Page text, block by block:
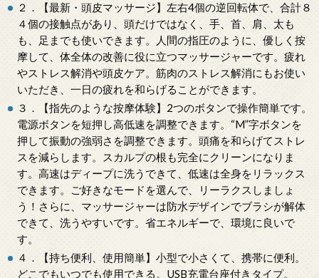
２．【最新・頭皮マッサージ】左右4個の逆回転体で、合計８
４個の接触点があり、頭だけではなく、手、首、肩、太も
も、足までも使いできます。人間の指圧のように、優しく按
摩して、体全体の改善に役に立つマッサージャーです。疲れ
やストレス解消や頭皮ケア。筋肉のストレス解消にもお使い
いただき、一日の疲れを和らげることができます。
３．【指先のような按摩体験】2つのボタンで操作簡単です。
電源ボタンを短押し高低速を調整できます。“M”字ボタンを
押して振動の強弱さを調整できます。頭痛を和らげてストレ
スを減らします。スカルプの根も完全にクリーンになりま
す。高速はディープに洗うできて、低速は全身をリラックス
できます。ご好きなモードを選んで、リーラクスしましょ
う！さらに、マッサージャーは防水デザインでブラシが解体
できて、洗うやすいです。省エネルギーで、環境に良いで
す。
４．【持ち便利、使用簡単】小型で小さくて、携帯に便利。
どこでもいつでも使用できる。USB充電台座付きタイプ。